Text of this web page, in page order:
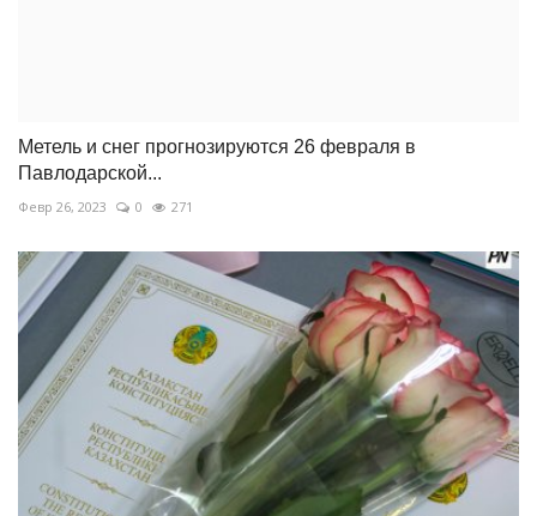
Метель и снег прогнозируются 26 февраля в
Павлодарской...
Февр 26, 2023 0 271